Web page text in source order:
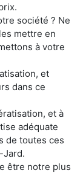
société ? Ne
mettre en
à votre
et
dans ce
et à
adéquate
de toutes ces
Jard.
être notre plus